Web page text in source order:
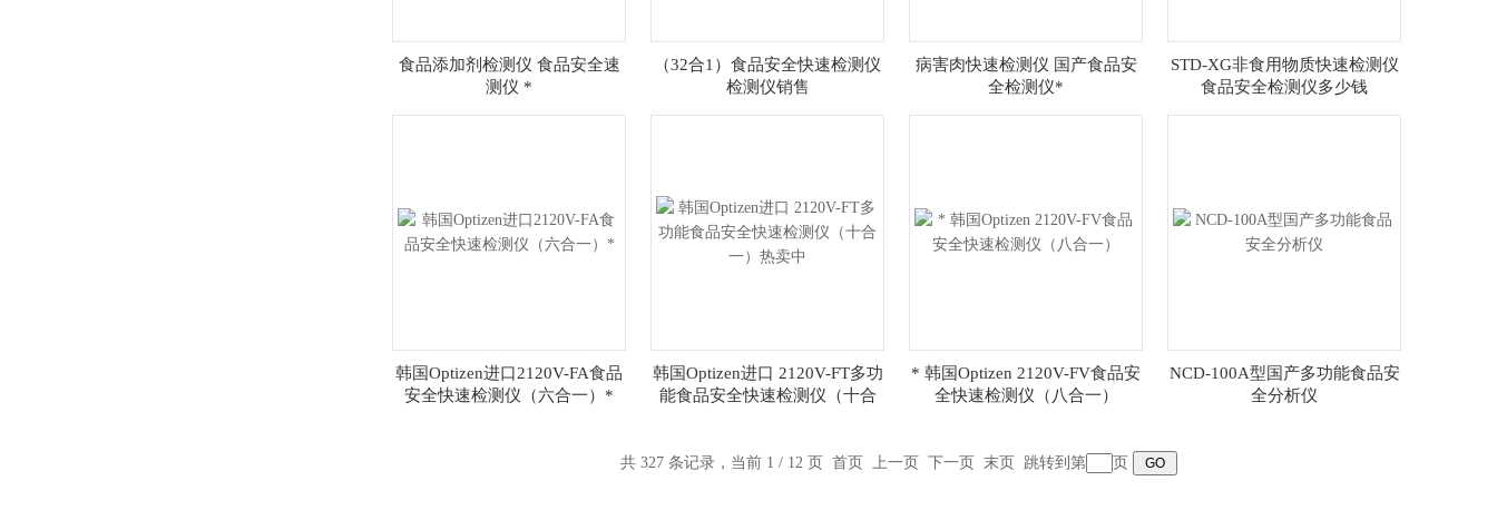
食品添加剂检测仪 食品安全速
测仪 *
（32合1）食品安全快速检测仪
检测仪销售
病害肉快速检测仪 国产食品安
全检测仪*
STD-XG非食用物质快速检测仪
食品安全检测仪多少钱
韩国Optizen进口2120V-FA食品
安全快速检测仪（六合一）*
韩国Optizen进口 2120V-FT多功
能食品安全快速检测仪（十合
* 韩国Optizen 2120V-FV食品安
全快速检测仪（八合一）
NCD-100A型国产多功能食品安
全分析仪
共 327 条记录，当前 1 / 12 页 首页 上一页 下一页 末页 跳转到第 页